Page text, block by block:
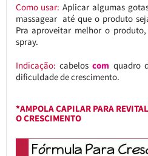
Como usar:Aplicar algumas
massagear até que o produto
Pra aproveitar melhor o
spray.
Indicação: cabeloscom quadro
dificuldade de crescimento.
*AMPOLA CAPILAR PARA
O CRESCIMENTO